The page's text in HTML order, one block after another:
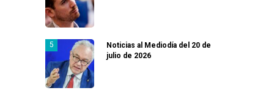
Noticias al Mediodía del 20 de
julio de 2026